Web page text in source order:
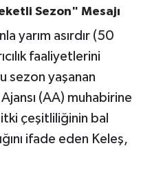
Sezon" Mesajı
yarım asırdır (50
faaliyetlerini
sezon yaşanan
(AA) muhabirine
çeşitliliğinin bal
ifade eden Keleş,